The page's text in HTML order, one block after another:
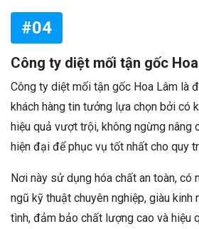
#04
Công ty diệt mối tận gốc
Công ty diệt mối tận gốc Hoa Lâm là
khách hàng tin tưởng lựa chọn bởi có
hiệu quả vượt trội, không ngừng nâng
hiện đại để phục vụ tốt nhất cho quy
Nơi này sử dụng hóa chất an toàn, có
ngũ kỹ thuật chuyên nghiệp, giàu kinh
tình, đảm bảo chất lượng cao và hiệu